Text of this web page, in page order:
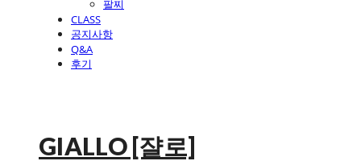
팔찌
CLASS
공지사항
Q&A
후기
GIALLO [쟐로]